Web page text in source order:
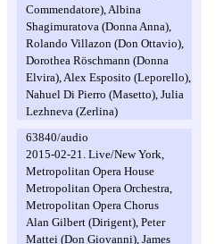
Commendatore), Albina
Shagimuratova (Donna Anna),
Rolando Villazon (Don Ottavio),
Dorothea Röschmann (Donna
Elvira), Alex Esposito (Leporello),
Nahuel Di Pierro (Masetto), Julia
Lezhneva (Zerlina)
63840/audio
2015-02-21. Live/New York,
Metropolitan Opera House
Metropolitan Opera Orchestra,
Metropolitan Opera Chorus
Alan Gilbert (Dirigent), Peter
Mattei (Don Giovanni), James